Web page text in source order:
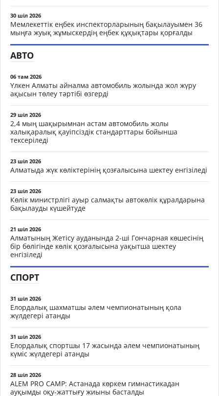
30 шіл 2026
Мемлекеттік еңбек инспекторларының бақылауымен 36
мыңға жуық жұмыскердің еңбек құқықтары қорғалды
АВТО
06 там 2026
Үлкен Алматы айналма автомобиль жолында жол жүру
ақысын төлеу тәртібі өзгерді
29 шіл 2026
2,4 мың шақырымнан астам автомобиль жолы
халықаралық қауіпсіздік стандарттары бойынша
тексеріледі
23 шіл 2026
Алматыда жүк көліктерінің қозғалысына шектеу енгізіледі
23 шіл 2026
Көлік министрлігі ауыр салмақты автокөлік құралдарына
бақылауды күшейтуде
21 шіл 2026
Алматының Жетісу ауданында 2-ші Гончарная көшесінің
бір бөлігінде көлік қозғалысына уақытша шектеу
енгізіледі
СПОРТ
31 шіл 2026
Елордалық шахматшы әлем чемпионатының қола
жүлдегері атанды
31 шіл 2026
Елордалық спортшы 17 жасында әлем чемпионатының
күміс жүлдегері атанды
28 шіл 2026
ALEM PRO CAMP: Астанада көркем гимнастикадан
ауқымды оқу-жаттығу жиыны басталды